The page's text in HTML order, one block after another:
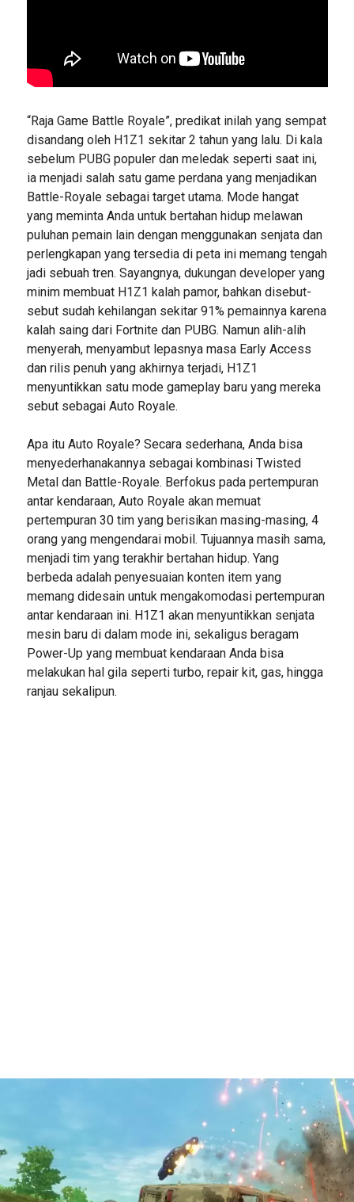
“Raja Game Battle Royale”, predikat inilah yang sempat
disandang oleh H1Z1 sekitar 2 tahun yang lalu. Di kala
sebelum PUBG populer dan meledak seperti saat ini,
ia menjadi salah satu game perdana yang menjadikan
Battle-Royale sebagai target utama. Mode hangat
yang meminta Anda untuk bertahan hidup melawan
puluhan pemain lain dengan menggunakan senjata dan
perlengkapan yang tersedia di peta ini memang tengah
jadi sebuah tren. Sayangnya, dukungan developer yang
minim membuat H1Z1 kalah pamor, bahkan disebut-
sebut sudah kehilangan sekitar 91% pemainnya karena
kalah saing dari Fortnite dan PUBG. Namun alih-alih
menyerah, menyambut lepasnya masa Early Access
dan rilis penuh yang akhirnya terjadi, H1Z1
menyuntikkan satu mode gameplay baru yang mereka
sebut sebagai Auto Royale.
Apa itu Auto Royale? Secara sederhana, Anda bisa
menyederhanakannya sebagai kombinasi Twisted
Metal dan Battle-Royale. Berfokus pada pertempuran
antar kendaraan, Auto Royale akan memuat
pertempuran 30 tim yang berisikan masing-masing, 4
orang yang mengendarai mobil. Tujuannya masih sama,
menjadi tim yang terakhir bertahan hidup. Yang
berbeda adalah penyesuaian konten item yang
memang didesain untuk mengakomodasi pertempuran
antar kendaraan ini. H1Z1 akan menyuntikkan senjata
mesin baru di dalam mode ini, sekaligus beragam
Power-Up yang membuat kendaraan Anda bisa
melakukan hal gila seperti turbo, repair kit, gas, hingga
ranjau sekalipun.